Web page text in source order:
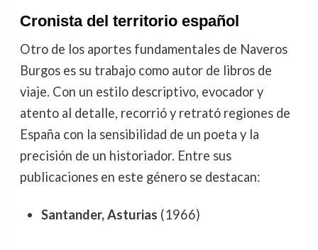
Cronista del territorio español
Otro de los aportes fundamentales de Naveros
Burgos es su trabajo como autor de libros de
viaje. Con un estilo descriptivo, evocador y
atento al detalle, recorrió y retrató regiones de
España con la sensibilidad de un poeta y la
precisión de un historiador. Entre sus
publicaciones en este género se destacan:
Santander, Asturias (1966)